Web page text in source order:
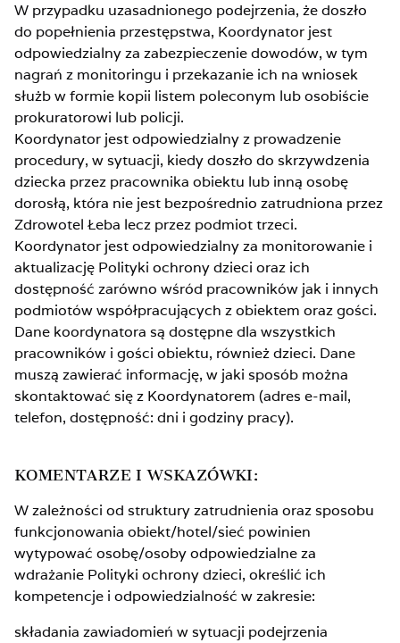
W przypadku uzasadnionego podejrzenia, że doszło
do popełnienia przestępstwa, Koordynator jest
odpowiedzialny za zabezpieczenie dowodów, w tym
nagrań z monitoringu i przekazanie ich na wniosek
służb w formie kopii listem poleconym lub osobiście
prokuratorowi lub policji.
Koordynator jest odpowiedzialny z prowadzenie
procedury, w sytuacji, kiedy doszło do skrzywdzenia
dziecka przez pracownika obiektu lub inną osobę
dorosłą, która nie jest bezpośrednio zatrudniona przez
Zdrowotel Łeba lecz przez podmiot trzeci.
Koordynator jest odpowiedzialny za monitorowanie i
aktualizację Polityki ochrony dzieci oraz ich
dostępność zarówno wśród pracowników jak i innych
podmiotów współpracujących z obiektem oraz gości.
Dane koordynatora są dostępne dla wszystkich
pracowników i gości obiektu, również dzieci. Dane
muszą zawierać informację, w jaki sposób można
skontaktować się z Koordynatorem (adres e-mail,
telefon, dostępność: dni i godziny pracy).
KOMENTARZE I WSKAZÓWKI:
W zależności od struktury zatrudnienia oraz sposobu
funkcjonowania obiekt/hotel/sieć powinien
wytypować osobę/osoby odpowiedzialne za
wdrażanie Polityki ochrony dzieci, określić ich
kompetencje i odpowiedzialność w zakresie:
składania zawiadomień w sytuacji podejrzenia